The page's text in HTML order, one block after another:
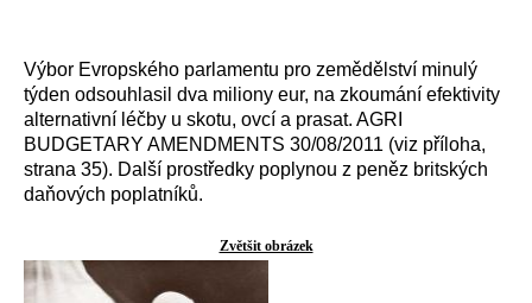
Výbor Evropského parlamentu pro zemědělství minulý
týden odsouhlasil dva miliony eur, na zkoumání efektivity
alternativní léčby u skotu, ovcí a prasat. AGRI
BUDGETARY AMENDMENTS 30/08/2011 (viz příloha,
strana 35). Další prostředky poplynou z peněz britských
daňových poplatníků.
Zvětšit obrázek